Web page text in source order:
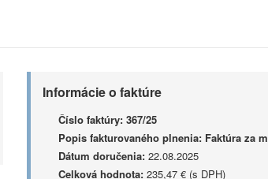
Informácie o faktúre
Číslo faktúry: 367/25
Popis fakturovaného plnenia: Faktúra za
Dátum doručenia:22.08.2025
Celková hodnota:235,47 € (s DPH)